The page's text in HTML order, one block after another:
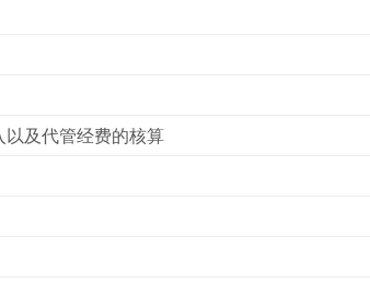
及代管经费的核算